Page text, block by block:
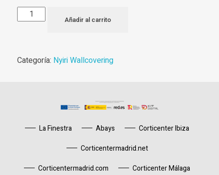
Añadir al carrito
Categoría: Nyiri Wallcovering
La Finestra Abays
Corticenter Ibiza
Corticentermadrid.net
Corticentermadrid.com
Corticenter Málaga